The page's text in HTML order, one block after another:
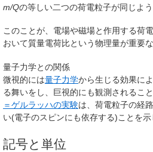
m/Qの等しい二つの荷電粒子が同じよ
このことが、電場や磁場と作用する荷
おいて質量電荷比という物理量が重要
量子力学との関係
微視的には量子力学から生じる効果に
る舞いをし、巨視的にも観測されるこ
＝ゲルラッハの実験は、荷電粒子の経
い(電子のスピンにも依存する)ことを示
記号と単位